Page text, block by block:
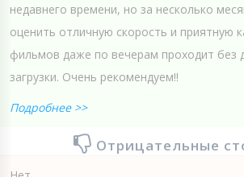
недавнего времени, но за несколько
оценить отличную скорость и приятную
фильмов даже по вечерам проходит без
загрузки. Очень рекомендуем!!
Подробнее >>
Отрицательные